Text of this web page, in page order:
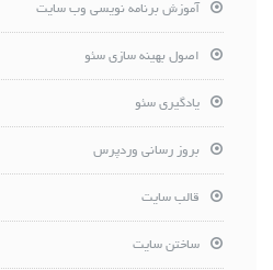
آموزش برنامه نویسی وب سایت
اصول بهینه سازی سئو
یادگیری سئو
بروز رسانی وردپرس
قالب سایت
ساختن سایت